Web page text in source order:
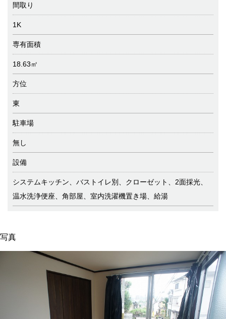
間取り
1K
専有面積
18.63㎡
方位
東
駐車場
無し
設備
システムキッチン、バストイレ別、クローゼット、2面採光、
温水洗浄便座、角部屋、室内洗濯機置き場、給湯
写真